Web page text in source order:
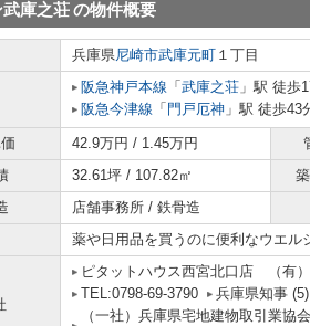
武庫之荘の物件概要
兵庫県尼崎市武庫元町 １丁目
阪急神戸本線 「 武庫之荘 」駅 徒歩
阪急今津線 「 門戸厄神 」駅 徒歩43
42.9万円 / 1.45万円
32.61坪 / 107.82㎡
店舗事務所 / 鉄骨造
薬や日用品を買うのに便利なウエル
ピタットハウス西宮北口店 （有
TEL:0798-69-3790
兵庫県知事
（一社）兵庫県宅地建物取引業協